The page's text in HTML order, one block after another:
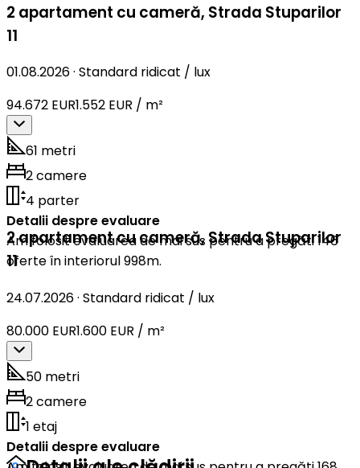
2 apartament cu cameră, Strada Stuparilor
11
01.08.2026· Standard ridicat / lux
94.672 EUR1.552 EUR / m²
61 metri
2 camere
4 parter
Detalii despre evaluare
Am folosit evaluarea de mai sus pentru a pregăti 146
oferte în interiorul 998m.
2 apartament cu cameră,Strada Stuparilor
11
24.07.2026· Standard ridicat / lux
80.000 EUR1.600 EUR / m²
50 metri
2 camere
1 etaj
Detalii despre evaluare